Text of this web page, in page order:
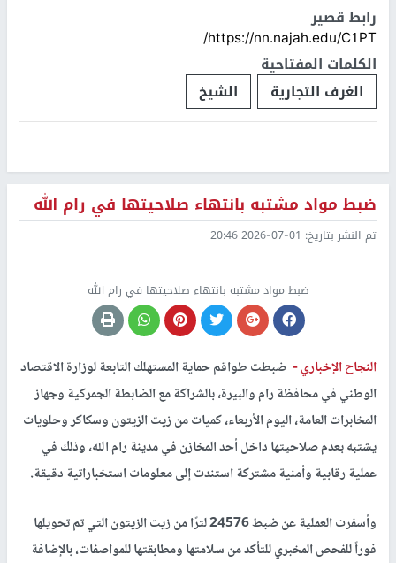
رابط قصير
https://nn.najah.edu/C1PT/
الكلمات المفتاحية
الغرف التجارية
الشيخ
ضبط مواد مشتبه بانتهاء صلاحيتها في رام الله
تم النشر بتاريخ: 2026-07-01 20:46
ضبط مواد مشتبه بانتهاء صلاحيتها في رام الله
النجاح الإخباري - ضبطت طواقم حماية المستهلك التابعة لوزارة الاقتصاد
الوطني في محافظة رام والبيرة، بالشراكة مع الضابطة الجمركية وجهاز
المخابرات العامة، اليوم الأربعاء، كميات من زيت الزيتون وسكاكر وحلويات
يشتبه بعدم صلاحيتها داخل أحد المخازن في مدينة رام الله، وذلك في
عملية رقابية وأمنية مشتركة استندت إلى معلومات استخباراتية دقيقة.
وأسفرت العملية عن ضبط 24576 لترًا من زيت الزيتون التي تم تحويلها
فوراً للفحص المخبري للتأكد من سلامتها ومطابقتها للمواصفات، بالإضافة